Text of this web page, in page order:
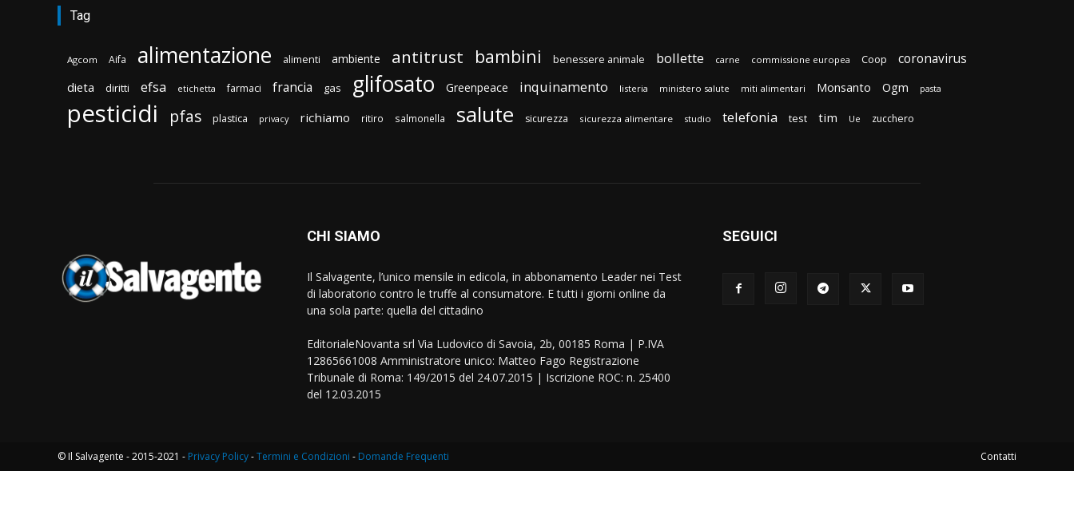
Tag
Agcom Aifa alimentazione alimenti ambiente antitrust bambini benessere animale bollette carne commissione europea Coop coronavirus
dieta diritti efsa etichetta farmaci francia gas glifosato Greenpeace inquinamento listeria ministero salute miti alimentari Monsanto Ogm pasta
pesticidi pfas plastica privacy richiamo ritiro salmonella salute sicurezza sicurezza alimentare studio telefonia test tim Ue zucchero
CHI SIAMO
Il Salvagente, l’unico mensile in edicola, in abbonamento Leader nei Test
di laboratorio contro le truffe al consumatore. E tutti i giorni online da
una sola parte: quella del cittadino
EditorialeNovanta srl Via Ludovico di Savoia, 2b, 00185 Roma | P.IVA
12865661008 Amministratore unico: Matteo Fago Registrazione
Tribunale di Roma: 149/2015 del 24.07.2015 | Iscrizione ROC: n. 25400
del 12.03.2015
SEGUICI
Contatti
© Il Salvagente - 2015-2021 - Privacy Policy-Termini e Condizioni - Domande Frequenti